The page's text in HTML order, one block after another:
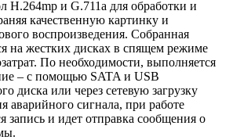
H.264mp и G.711a для обработки и
качественную картинку и
воспроизведения. Собранная
на жестких дисках в спящем режиме
По необходимости, выполняется
– с помощью SATA и USB
диска или через сетевую загрузку
аварийного сигнала, при работе
запись и идет отправка сообщения о